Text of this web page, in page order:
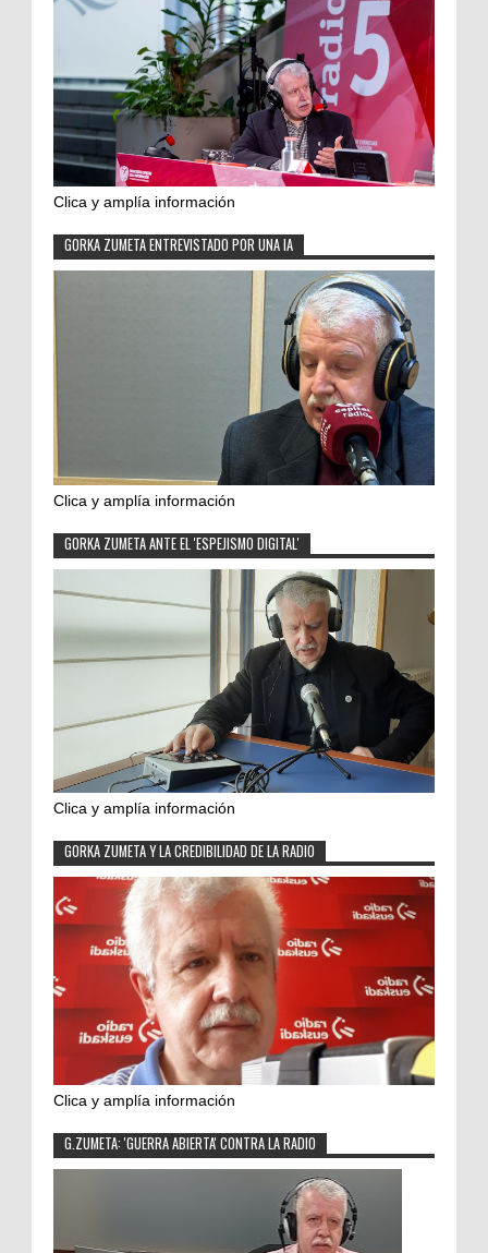
Clica y amplía información
GORKA ZUMETA ENTREVISTADO POR UNA IA
Clica y amplía información
GORKA ZUMETA ANTE EL 'ESPEJISMO DIGITAL'
Clica y amplía información
GORKA ZUMETA Y LA CREDIBILIDAD DE LA RADIO
Clica y amplía información
G.ZUMETA: 'GUERRA ABIERTA' CONTRA LA RADIO